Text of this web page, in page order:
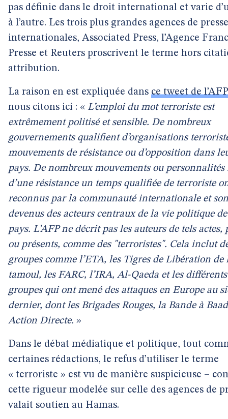
pas définie dans le droit international et varie
à l’autre. Les trois plus grandes agences de presse
internationales, Associated Press, l’Agence
Presse et Reuters proscrivent le terme hors
attribution.
La raison en est expliquée dans ce tweet de l’AFP
nous citons ici : « L’emploi du mot terroriste est
extrêmement politisé et sensible. De nombreux
gouvernements qualifient d’organisations
mouvements de résistance ou d’opposition dans
pays. De nombreux mouvements ou personnalités
d’une résistance un temps qualifiée de terroriste
reconnus par la communauté internationale et
devenus des acteurs centraux de la vie politique
pays. L’AFP ne décrit pas les auteurs de tels actes,
ou présents, comme des "terroristes". Cela inclut
groupes comme l’ETA, les Tigres de Libération de
tamoul, les FARC, l’IRA, Al-Qaeda et les différents
groupes qui ont mené des attaques en Europe au
dernier, dont les Brigades Rouges, la Bande à
Action Directe. »
Dans le débat médiatique et politique, tout
certaines rédactions, le refus d’utiliser le terme
« terroriste » est vu de manière suspicieuse –
cette rigueur modelée sur celle des agences de
valait soutien au Hamas.